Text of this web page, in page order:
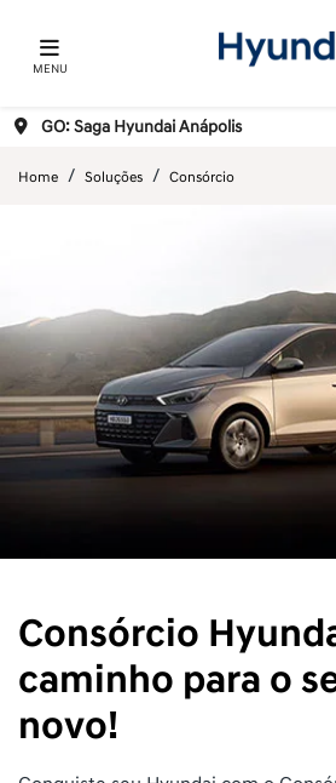
MENU
GO: Saga Hyundai Anápolis
Home Soluções Consórcio
Consórcio
caminho para o
novo!